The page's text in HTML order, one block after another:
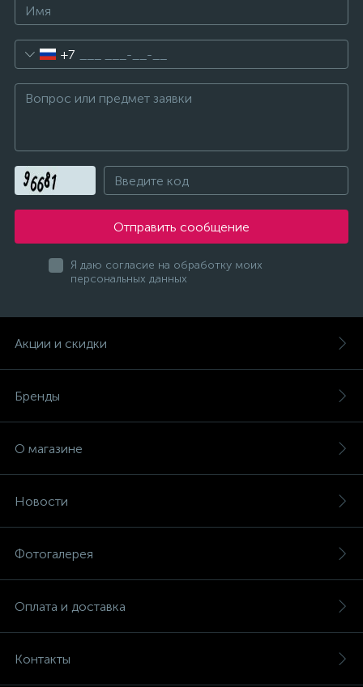
+7
Отправить сообщение
Я даю согласие на обработку моих
персональных данных
Акции и скидки
Бренды
О магазине
Новости
Фотогалерея
Оплата и доставка
Контакты